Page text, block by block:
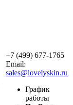
+7 (499) 677-1765
Email:
sales@lovelyskin.ru
График
работы